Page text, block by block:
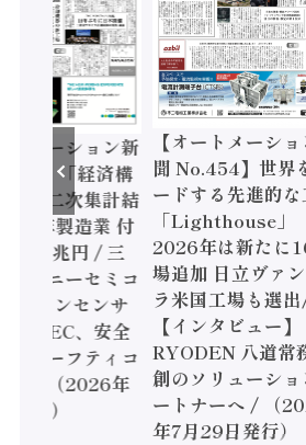
トメーション新
】「経済構
調査二次集計結
年製造業 付
額86兆円 / 三
とソニーセミコ
ジョンセンサ
/ IDEC、安全
すセーフティコ
ーラ（2026年
発行）
【オートメーシ
聞 No.454】世界
ードする先進的
「Lighthouse」
2026年は新たに
場追加 日立ヴァ
ラ米国工場も選
【インタビュー】
RYODEN 八道常
創のソリューショ
ートナーへ / （
年7月29日発行）